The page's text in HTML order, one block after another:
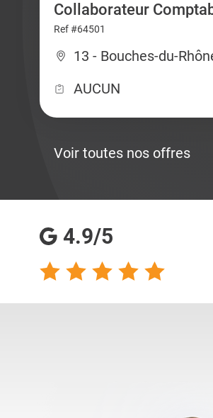
Collaborateur
Ref #64501
13 - Bouches-du-
AUCUN
Voir toutes nos offres
4.9/5